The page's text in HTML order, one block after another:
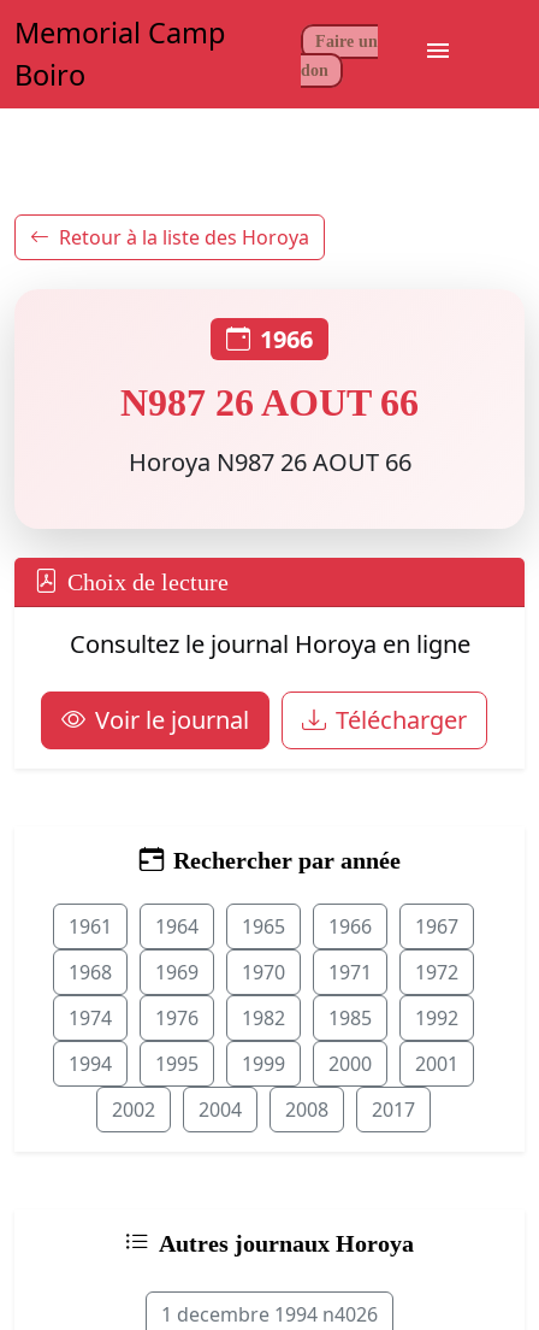
Memorial Camp
Boiro
Faire un
don
menu
Retour à la liste des Horoya
1966
N987 26 AOUT 66
Horoya N987 26 AOUT 66
Choix de lecture
Consultez le journal Horoya en ligne
Voir le journal Télécharger
Rechercher par année
1961 1964 1965 1966
1967
1968
1969 1970 1971
1972
1974
1976 1982 1985
1992
1994
1995 1999 2000
2001
2002
2004 2008 2017
Autres journaux Horoya
1 decembre 1994 n4026